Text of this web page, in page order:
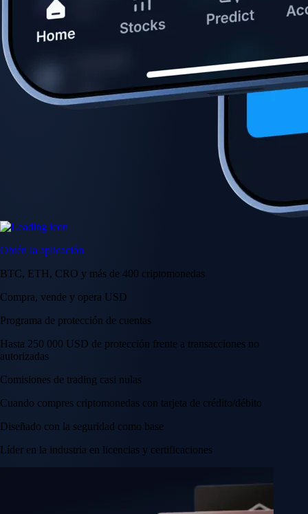
Obtén la aplicación
BTC, ETH, CRO y más de 400 criptomonedas
Compra, vende y opera USD
Programa de protección de cuentas
Hasta 250 000 USD de protección frente a transacciones no
autorizadas
Comisiones de trading casi nulas
Cuando compres criptomonedas con tarjeta de crédito/débito
Diseñado con la seguridad como base
Líder en la industria en licencias y certificaciones